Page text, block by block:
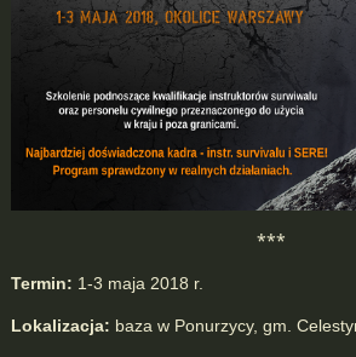
***
Termin: 1-3 maja 2018 r.
Lokalizacja: baza w Ponurzycy, gm.